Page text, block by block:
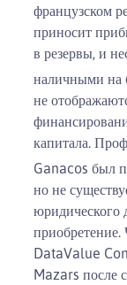
французском
приносит
в резервы, и
наличными на
не
капитала.
Ganacos был
но не
юридического
приобретение.
DataValue
Mazars после